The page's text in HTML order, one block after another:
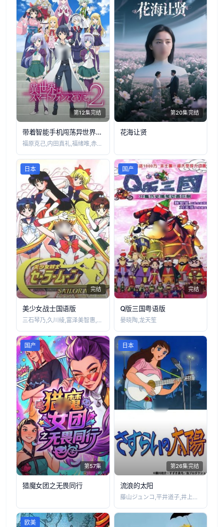
第12集完结
带着智能手机闯荡异世界第二季
福原克己,内田真礼,福绪唯,赤崎千夏,高
第20集完结
花海让贤
日本
完结
美少女战士国语版
三石琴乃,久川绫,富泽美智惠,筱原惠美,
国产
完结
Q版三国粤语版
晏晓陶,龙天笙
国产
第57集
猎魔女团之无畏同行
日本
第26集完结
流浪的太阳
藤山ジュンコ,平井道子,井上真樹夫,富田
欧美